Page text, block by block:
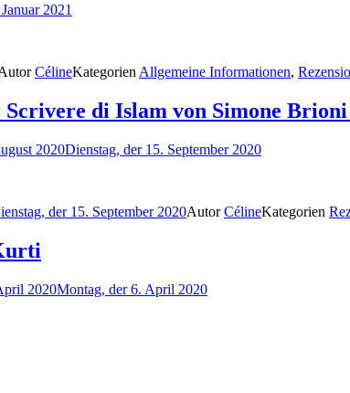
2021
CélineKategorien Allgemeine Informationen,
Scrivere di Islam von Simone
2020Dienstag, der 15. September 2020
der 15. September 2020AutorCélineKategorien
2020Montag, der 6. April 2020